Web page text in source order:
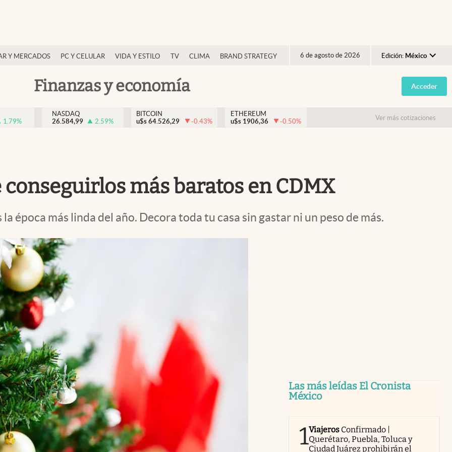
Y MERCADOS PC Y CELULAR VIDA Y ESTILO TV CLIMA BRAND STRATEGY 6 de agosto de 2026 Edición: México
Argentina
España
USA
Finanzas y economía Acceder
1.79%
NASDAQ
26.584,99
2.59%
BITCOIN
u$s 64.526,29 -0.43%
ETHEREUM
u$s 1906,36 -0.50% Ver más cotizaciones
más baratos en CDMX
época más linda del año. Decora toda tu casa sin gastar ni un peso de más.
Las más leídas El Cronista
México
1Viajeros Confirmado |
Querétaro, Puebla, Toluca y
Ciudad Juárez prohibirán el